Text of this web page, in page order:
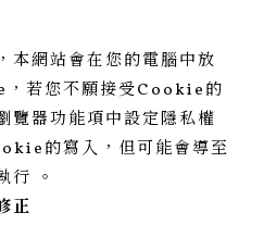
本網站會在您的電腦中放
若您不願接受Cookie的
覽器功能項中設定隱私權
的寫入，但可能會導至
行 。
正